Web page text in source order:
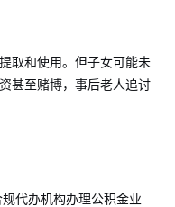
取和使用。但子女可能未
甚至赌博，事后老人追讨
代办机构办理公积金业